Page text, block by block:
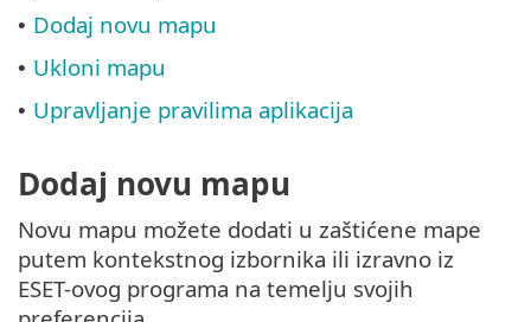
• Dodaj novu mapu
• Ukloni mapu
• Upravljanje pravilima aplikacija
Dodaj novu mapu
Novu mapu možete dodati u zaštićene mape
putem kontekstnog izbornika ili izravno iz
ESET-ovog programa na temelju svojih